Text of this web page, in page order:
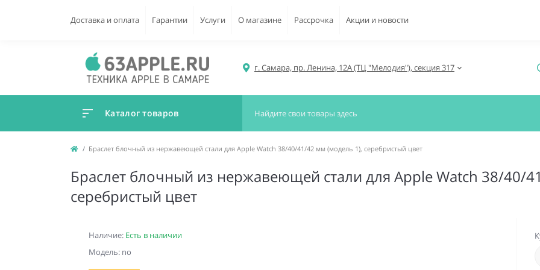
Доставка и оплата Гарантии Услуги О магазине Рассрочка Акции и новости
г. Самара, пр. Ленина, 12А (ТЦ "Мелодия"), секция 317
Каталог товаров
Браслет блочный из нержавеющей стали для Apple Watch 38/40/41/42 мм (модель 1), серебристый цвет
Браслет блочный из нержавеющей стали для Apple Watch 38/40/
серебристый цвет
Наличие: Есть в наличии
Модель: no